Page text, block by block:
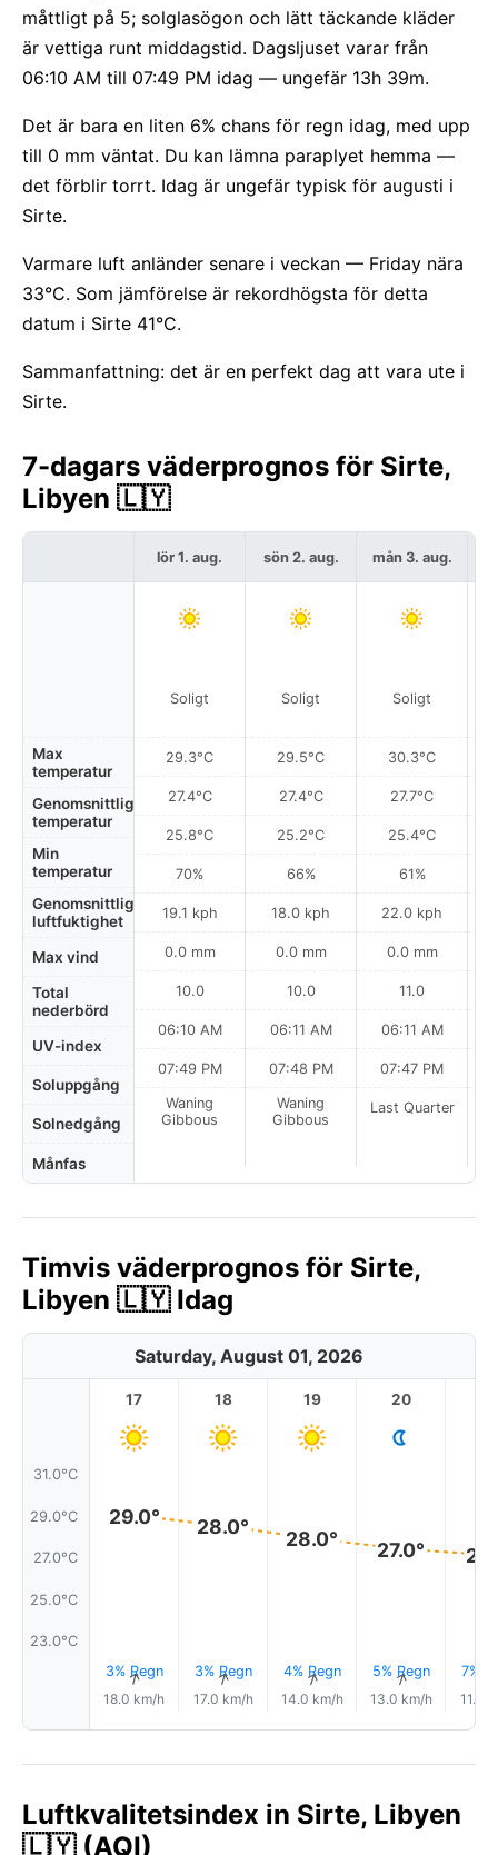
måttligt på 5; solglasögon och lätt täckande kläder
är vettiga runt middagstid. Dagsljuset varar från
06:10 AM till 07:49 PM idag — ungefär 13h 39m.
Det är bara en liten 6% chans för regn idag, med upp
till 0 mm väntat. Du kan lämna paraplyet hemma —
det förblir torrt. Idag är ungefär typisk för augusti i
Sirte.
Varmare luft anländer senare i veckan — Friday nära
33°C. Som jämförelse är rekordhögsta för detta
datum i Sirte 41°C.
Sammanfattning: det är en perfekt dag att vara ute i
Sirte.
7-dagars väderprognos för Sirte,
Libyen 🇱🇾
Max
temperatur
Genomsnittlig
temperatur
Min
temperatur
Genomsnittlig
luftfuktighet
Max vind
Total
nederbörd
UV-index
Soluppgång
Solnedgång
Månfas
lör 1. aug.
Soligt
29.3°C
27.4°C
25.8°C
70%
19.1 kph
0.0 mm
10.0
06:10 AM
07:49 PM
Waning
Gibbous
sön 2. aug.
Soligt
29.5°C
27.4°C
25.2°C
66%
18.0 kph
0.0 mm
10.0
06:11 AM
07:48 PM
Waning
Gibbous
mån 3. aug.
Soligt
30.3°C
27.7°C
25.4°C
61%
22.0 kph
0.0 mm
11.0
06:11 AM
07:47 PM
Last Quarter
Timvis väderprognos för Sirte,
Libyen 🇱🇾 Idag
Saturday, August 01, 2026
31.0°C
29.0°C
27.0°C
25.0°C
23.0°C
17
29.0°
3% Regn
↑
18.0 km/h
18
28.0°
3% Regn
↑
17.0 km/h
19
28.0°
4% Regn
↑
14.0 km/h
20
27.0°
5% Regn
↑
13.0 km/h
7%
11.0
Luftkvalitetsindex in Sirte, Libyen
🇱🇾 (AQI)